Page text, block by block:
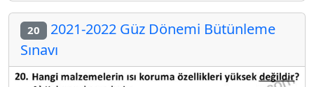
20 2021-2022 Güz Dönemi Bütünleme
Sınavı